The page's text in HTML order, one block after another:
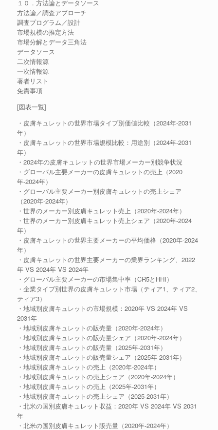
１０．方法論とデータソース
方法論／調査アプローチ
調査プログラム／設計
市場規模の推定方法
市場分解とデータ三角法
データソース
二次情報源
一次情報源
著者リスト
免責事項
[図表一覧]
・皮膚キュレットの世界市場タイプ別価値比較（2024年-2031
年）
・皮膚キュレットの世界市場規模比較：用途別（2024年-2031
年）
・2024年の皮膚キュレットの世界市場メーカー別競争状況
・グローバル主要メーカーの皮膚キュレットの売上（2020
年-2024年）
・グローバル主要メーカー別皮膚キュレットの売上シェア
（2020年-2024年）
・世界のメーカー別皮膚キュレット売上（2020年-2024年）
・世界のメーカー別皮膚キュレット売上シェア（2020年-2024
年）
・皮膚キュレットの世界主要メーカーの平均価格（2020年-2024
年）
・皮膚キュレットの世界主要メーカーの業界ランキング、2022
年 VS 2024年 VS 2024年
・グローバル主要メーカーの市場集中率（CR5とHHI）
・企業タイプ別世界の皮膚キュレット市場（ティア1、ティア2、
ティア3）
・地域別皮膚キュレットの市場規模：2020年 VS 2024年 VS
2031年
・地域別皮膚キュレットの販売量（2020年-2024年）
・地域別皮膚キュレットの販売量シェア（2020年-2024年）
・地域別皮膚キュレットの販売量（2025年-2031年）
・地域別皮膚キュレットの販売量シェア（2025年-2031年）
・地域別皮膚キュレットの売上（2020年-2024年）
・地域別皮膚キュレットの売上シェア（2020年-2024年）
・地域別皮膚キュレットの売上（2025年-2031年）
・地域別皮膚キュレットの売上シェア（2025-2031年）
・北米の国別皮膚キュレット収益：2020年 VS 2024年 VS 2031
年
・北米の国別皮膚キュレット販売量（2020年-2024年）